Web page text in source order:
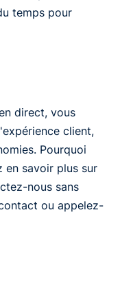
temps pour
direct, vous
client,
Pourquoi
en savoir plus sur
nous sans
ou appelez-